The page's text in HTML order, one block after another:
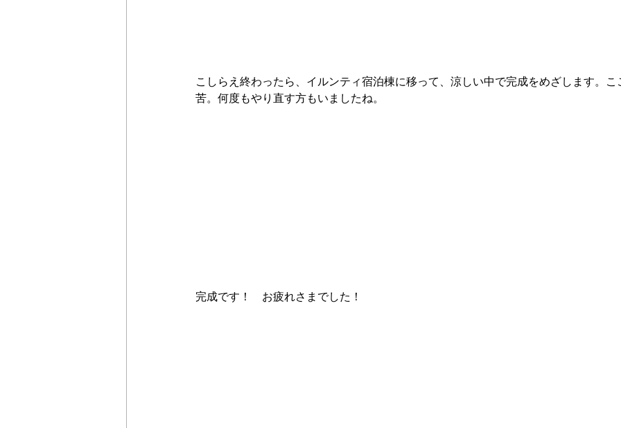
こしらえ終わったら、イルンティ宿泊棟に移って、涼しい中で完成をめざします。こ
苦。何度もやり直す方もいましたね。
完成です！　お疲れさまでした！